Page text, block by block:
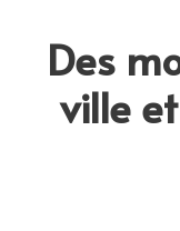
Des
ville